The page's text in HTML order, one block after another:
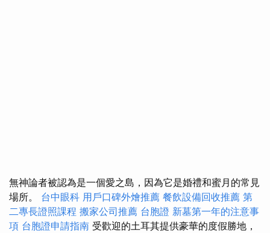
無神論者被認為是一個愛之島，因為它是婚禮和蜜月的常見
場所。 台中眼科 用戶口碑外燴推薦 餐飲設備回收推薦 第
二專長證照課程 搬家公司推薦 台胞證 新墓第一年的注意事
項 台胞證申請指南 受歡迎的土耳其提供豪華的度假勝地，